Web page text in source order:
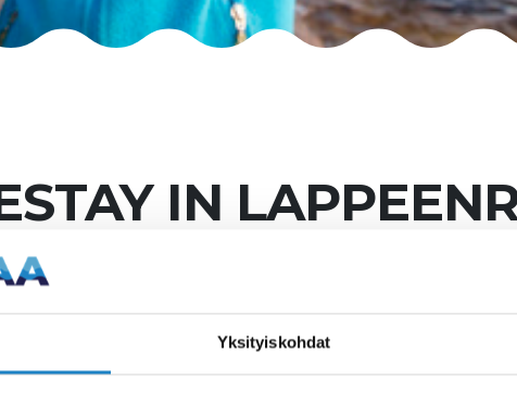
Yksityiskohdat
IN
the Finnish
the beautiful